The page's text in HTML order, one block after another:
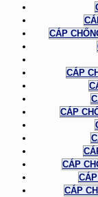
CÁP
CÁP
CÁP
CÁP
CÁP